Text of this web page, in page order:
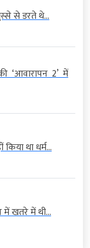
से डरते थे...
‘आवारापन 2’ में
था धर्म...
में खतरे में थी...